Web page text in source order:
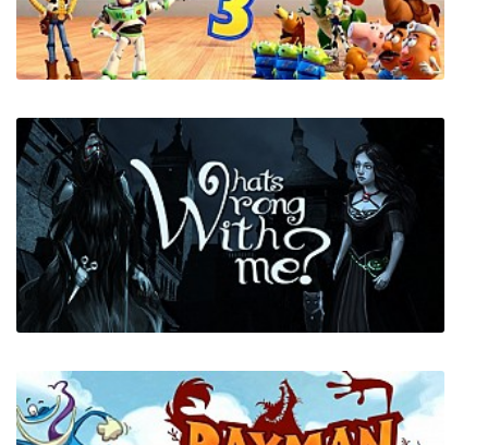
Genshin Impact
Toy Story 3: The Video Game (История
игрушек: Большой побег)